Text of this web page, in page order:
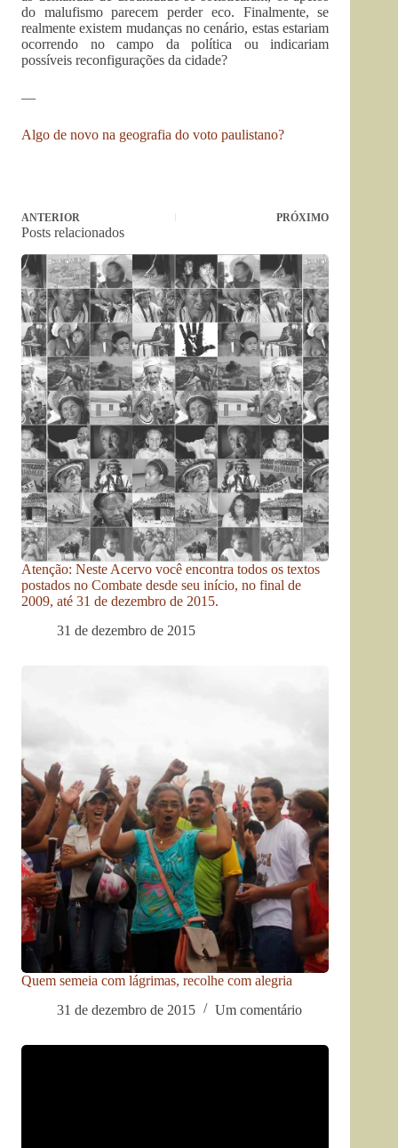
do malufismo parecem perder eco. Finalmente, se
realmente existem mudanças no cenário, estas estariam
ocorrendo no campo da política ou indicariam
possíveis reconfigurações da cidade?
—
Algo de novo na geografia do voto paulistano?
ANTERIOR PRÓXIMO
Posts relacionados
Atenção: Neste Acervo você encontra todos os textos
postados no Combate desde seu início, no final de
2009, até 31 de dezembro de 2015.
31 de dezembro de 2015
Quem semeia com lágrimas, recolhe com alegria
31 de dezembro de 2015
Um comentário